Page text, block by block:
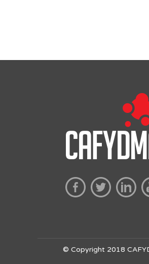
© Copyright 2018